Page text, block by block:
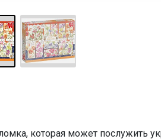
которая может послужить